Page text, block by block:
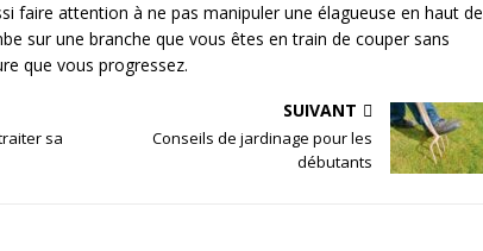
faire attention à ne pas manipuler une élagueuse en haut de
sur une branche que vous êtes en train de couper sans
que vous progressez.
sa
SUIVANT
Conseils de jardinage pour les
débutants